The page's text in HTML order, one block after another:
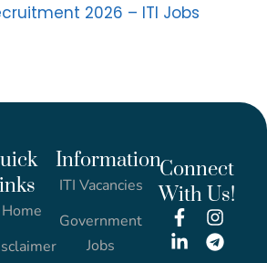
2026 – ITI Jobs
Home
Information
ITI Vacancies
Government
Jobs
Connect
With Us!